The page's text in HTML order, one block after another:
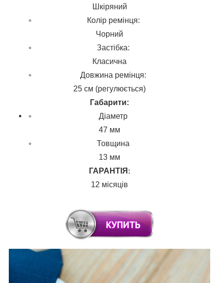
Шкіряний
Колір ремінця:
Чорний
Застібка:
Класична
Довжина ремінця:
25 см (регулюється)
Габарити:
Діаметр
47 мм
Товщина
13 мм
ГАРАНТІЯ :
12 місяців